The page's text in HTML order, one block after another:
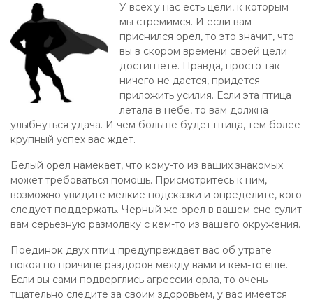
У всех у нас есть цели, к которым
мы стремимся. И если вам
приснился орел, то это значит, что
вы в скором времени своей цели
достигнете. Правда, просто так
ничего не дастся, придется
приложить усилия. Если эта птица
летала в небе, то вам должна
улыбнуться удача. И чем больше будет птица, тем более
крупный успех вас ждет.
Белый орел намекает, что кому-то из ваших знакомых
может требоваться помощь. Присмотритесь к ним,
возможно увидите мелкие подсказки и определите, кого
следует поддержать. Черный же орел в вашем сне сулит
вам серьезную размолвку с кем-то из вашего окружения.
Поединок двух птиц предупреждает вас об утрате
покоя по причине раздоров между вами и кем-то еще.
Если вы сами подверглись агрессии орла, то очень
тщательно следите за своим здоровьем, у вас имеется